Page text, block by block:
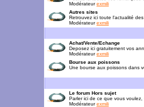
Modérateurexmili
Autres sites
Retrouvez ici toute l'actualité
Modérateurexmili
Achat/Vente/Echange
Deposez ici gratuitement vos
Modérateurexmili
Bourse aux poissons
Une bourse aux poissons dans
Le forum Hors sujet
Parler ici de ce que vous
Modérateurexmili